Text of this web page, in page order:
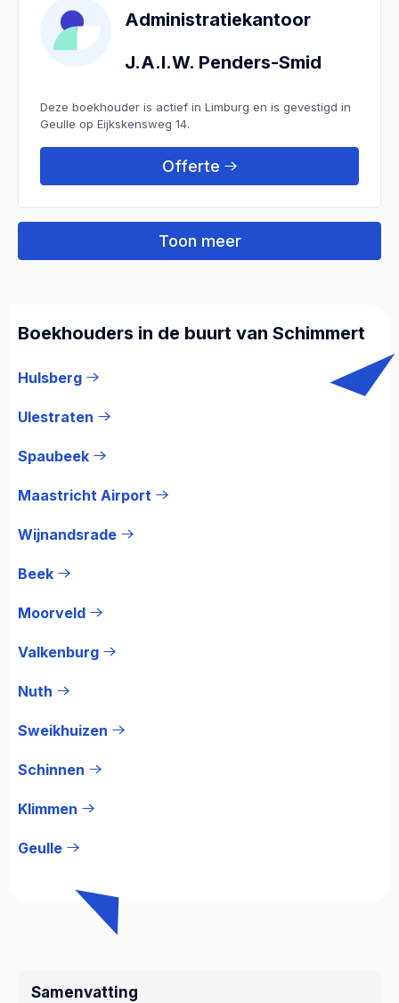
Administratiekantoor
J.A.I.W. Penders-Smid
Deze boekhouder is actief in Limburg en is gevestigd in
Geulle op Eijkskensweg 14.
Offerte
Toon meer
Boekhouders in de buurt van Schimmert
Hulsberg
Ulestraten
Spaubeek
Maastricht Airport
Wijnandsrade
Beek
Moorveld
Valkenburg
Nuth
Sweikhuizen
Schinnen
Klimmen
Geulle
Samenvatting